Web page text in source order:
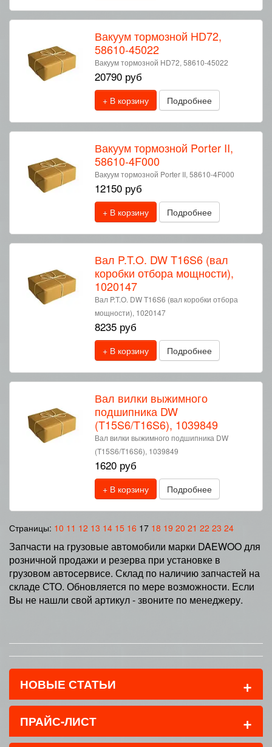
Вакуум тормозной HD72,
58610-45022
Вакуум тормозной HD72, 58610-45022
20790 руб
+ В корзину Подробнее
Вакуум тормозной Porter II,
58610-4F000
Вакуум тормозной Porter II, 58610-4F000
12150 руб
+ В корзину Подробнее
Вал P.T.O. DW T16S6 (вал
коробки отбора мощности),
1020147
Вал P.T.O. DW T16S6 (вал коробки отбора
мощности), 1020147
8235 руб
+ В корзину Подробнее
Вал вилки выжимного
подшипника DW
(T15S6/T16S6), 1039849
Вал вилки выжимного подшипника DW
(T15S6/T16S6), 1039849
1620 руб
+ В корзину Подробнее
Страницы: 10 11 12 13 14 15 16 17 18 19 20 21 22 23 24
Запчасти на грузовые автомобили марки DAEWOO для
розничной продажи и резерва при установке в
грузовом автосервисе. Склад по наличию запчастей на
складе СТО. Обновляется по мере возможности. Если
Вы не нашли свой артикул - звоните по менеджеру.
НОВЫЕ СТАТЬИ +
ПРАЙС-ЛИСТ +